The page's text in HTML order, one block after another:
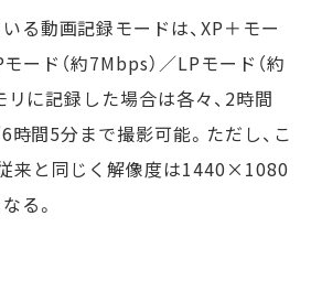
る動画記録モードは、XP＋モー
ード（約7Mbps）／LPモード（約
リに記録した場合は各々、2時間
間5分まで撮影可能。ただし、こ
来と同じく解像度は1440×1080
る。